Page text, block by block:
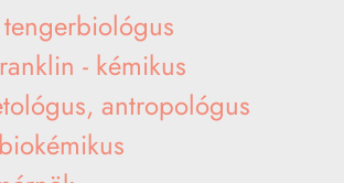
- kémikus
antropológus